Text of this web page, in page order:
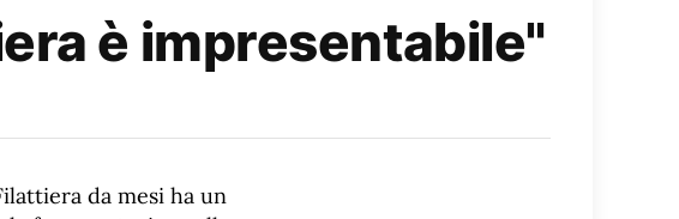
è impresentabile"
da mesi ha un